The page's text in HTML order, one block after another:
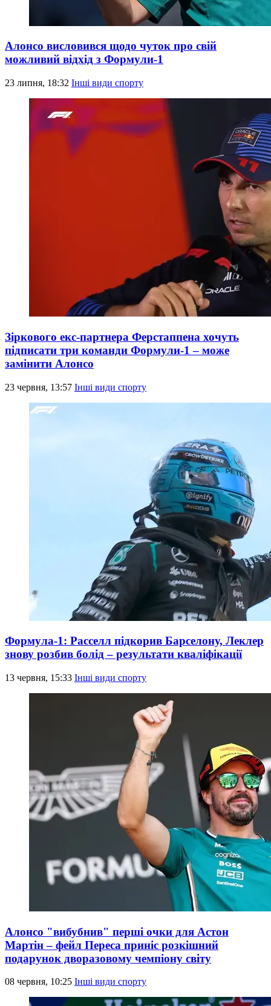
Алонсо висловився щодо чуток про свій
можливий відхід з Формули-1
23 липня, 18:32 Інші види спорту
Зіркового екс-партнера Ферстаппена хочуть
підписати три команди Формули-1 – може
замінити Алонсо
23 червня, 13:57 Інші види спорту
Формула-1: Расселл підкорив Барселону, Леклер
знову розбив болід – результати кваліфікації
13 червня, 15:33 Інші види спорту
Алонсо "вибубнив" перші очки для Астон
Мартін – фейл Переса приніс розкішний
подарунок дворазовому чемпіону світу
08 червня, 10:25 Інші види спорту